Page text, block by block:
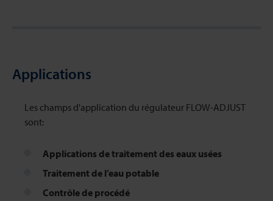
Applications
Les champs d'application du régulateur FLOW-ADJUST
sont:
Applications de traitement des eaux usées
Traitement de l’eau potable
Contrôle de procédé